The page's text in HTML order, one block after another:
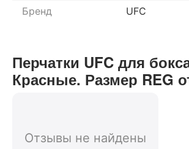
Бренд UFC
Перчатки UFC для
Красные. Размер REG
Отзывы не найдены